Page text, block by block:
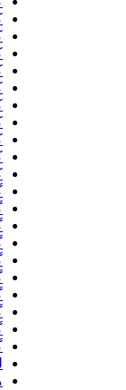
کاوه آفاق
کاوه
کسری
کلمست
کمیل
کوروش
کوشا
کی آرش
کیا دپرس
کیوان پویا
گرام بند
گرشا
گروه
گروه
گروه
گروه
گروه
گروه
گروه
گمیلو بند
مازیار